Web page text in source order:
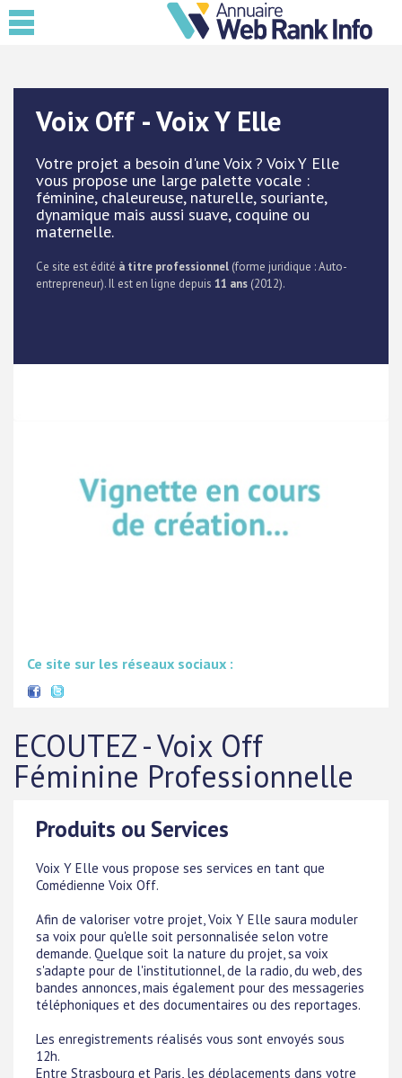
Voix Off - Voix Y Elle
Votre projet a besoin d'une Voix ? Voix Y Elle
vous propose une large palette vocale :
féminine, chaleureuse, naturelle, souriante,
dynamique mais aussi suave, coquine ou
maternelle.
Ce site est édité à titre professionnel (forme juridique : Auto-
entrepreneur). Il est en ligne depuis 11 ans (2012).
Ce site sur les réseaux sociaux :
ECOUTEZ - Voix Off
Féminine Professionnelle
Produits ou Services
Voix Y Elle vous propose ses services en tant que
Comédienne Voix Off.
Afin de valoriser votre projet, Voix Y Elle saura moduler
sa voix pour qu'elle soit personnalisée selon votre
demande. Quelque soit la nature du projet, sa voix
s'adapte pour de l'institutionnel, de la radio, du web, des
bandes annonces, mais également pour des messageries
téléphoniques et des documentaires ou des reportages.
Les enregistrements réalisés vous sont envoyés sous
12h.
Entre Strasbourg et Paris, les déplacements dans votre